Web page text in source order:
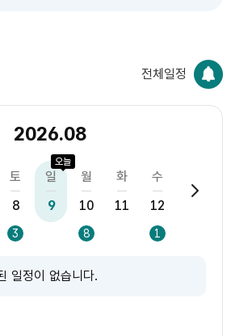
2026.08
토
8
3
일
9
오늘
월
10
8
화
11
수
12
1
일정이 없습니다.
전체일정